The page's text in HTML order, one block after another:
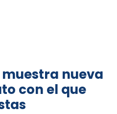
nueva
con el que